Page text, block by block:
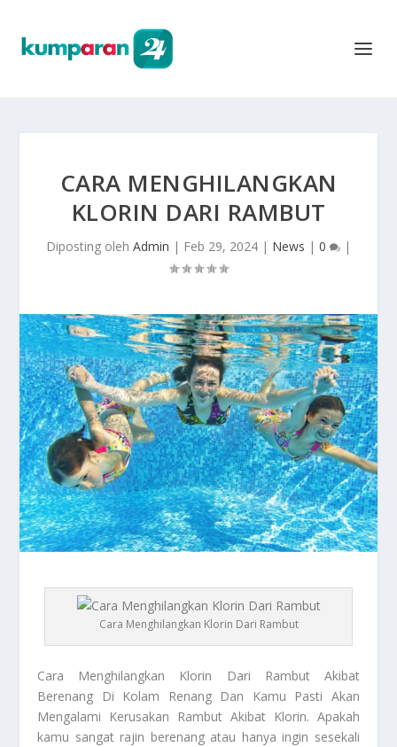
CARA MENGHILANGKAN
KLORIN DARI RAMBUT
Diposting oleh Admin | Feb 29, 2024 | News | 0 |
Cara Menghilangkan Klorin Dari Rambut
Cara Menghilangkan Klorin Dari Rambut Akibat
Berenang Di Kolam Renang Dan Kamu Pasti Akan
Mengalami Kerusakan Rambut Akibat Klorin. Apakah
kamu sangat rajin berenang atau hanya ingin sesekali